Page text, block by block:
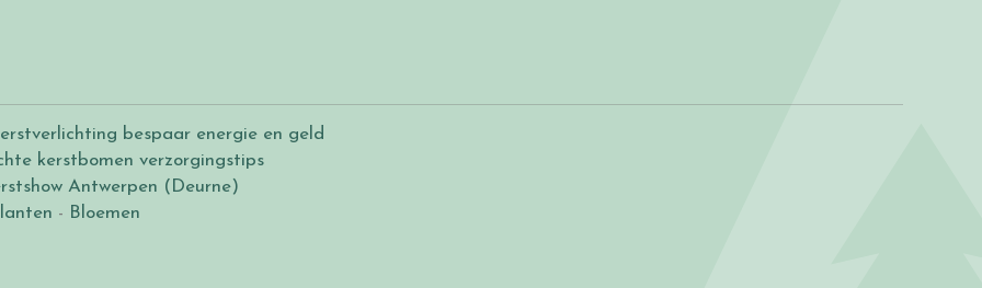
bespaar energie en geld
kerstbomen verzorgingstips
Antwerpen (Deurne)
- Bloemen